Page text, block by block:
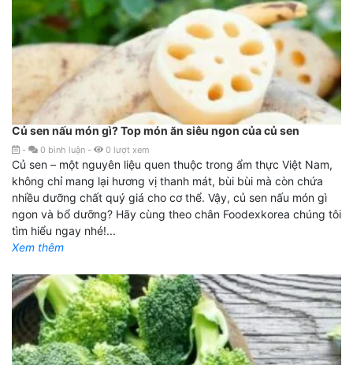
Củ sen nấu món gì? Top món ăn siêu ngon của củ sen
- 0 bình luận - 0 lượt xem
Củ sen – một nguyên liệu quen thuộc trong ẩm thực Việt Nam,
không chỉ mang lại hương vị thanh mát, bùi bùi mà còn chứa
nhiều dưỡng chất quý giá cho cơ thể. Vậy, củ sen nấu món gì
ngon và bổ dưỡng? Hãy cùng theo chân Foodexkorea chúng tôi
tìm hiểu ngay nhé!...
Xem thêm